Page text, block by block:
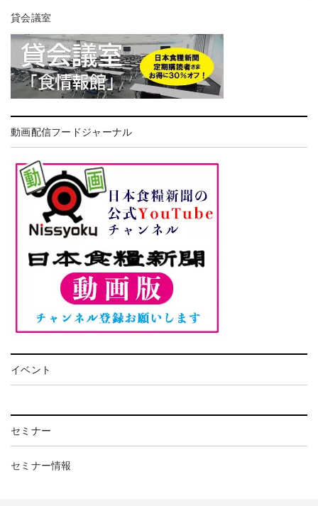
貸会議室
動画配信フードジャーナル
イベント
セミナー
セミナー情報